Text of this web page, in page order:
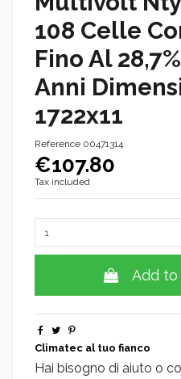
108 Celle
Fino Al
Anni
1722x11
Reference 00471314
€107.80
Tax included
Add
Climatec al tuo fianco
Hai bisogno di aiuto o